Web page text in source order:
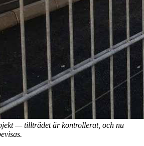
— tillträdet är kontrollerat, och nu